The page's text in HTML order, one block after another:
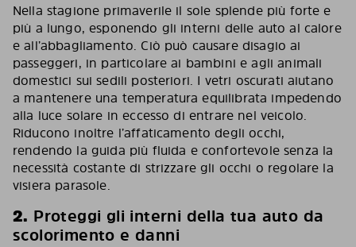
Nella stagione primaverile il sole splende più forte e
più a lungo, esponendo gli interni delle auto al calore
e all’abbagliamento. Ciò può causare disagio ai
passeggeri, in particolare ai bambini e agli animali
domestici sui sedili posteriori. I vetri oscurati aiutano
a mantenere una temperatura equilibrata impedendo
alla luce solare in eccesso di entrare nel veicolo.
Riducono inoltre l’affaticamento degli occhi,
rendendo la guida più fluida e confortevole senza la
necessità costante di strizzare gli occhi o regolare la
visiera parasole.
2. Proteggi gli interni della tua auto da
scolorimento e danni